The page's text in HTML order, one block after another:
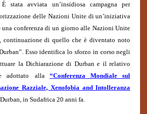
stata avviata un’insidiosa campagna per
delle Nazioni Unite di un’iniziativa
una conferenza di un giorno alle Nazioni Unite
continuazione di quello che è diventato noto
Esso identifica lo sforzo in corso negli
la Dichiarazione di Durban e il relativo
adottato
alla “Conferenza Mondiale sul
Razziale, Xenofobia and Intolleranza
in Sudafrica 20 anni fa.